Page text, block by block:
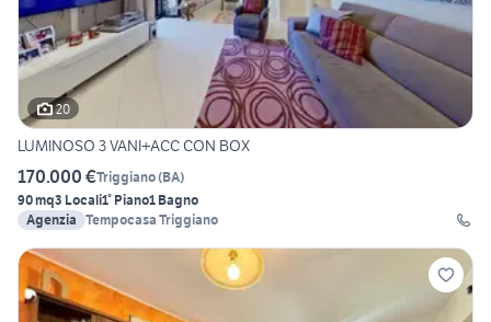
20
LUMINOSO 3 VANI+ACC CON BOX
170.000 €Triggiano(BA)
90 mq3 Locali1° Piano1 Bagno
Agenzia Tempocasa Triggiano